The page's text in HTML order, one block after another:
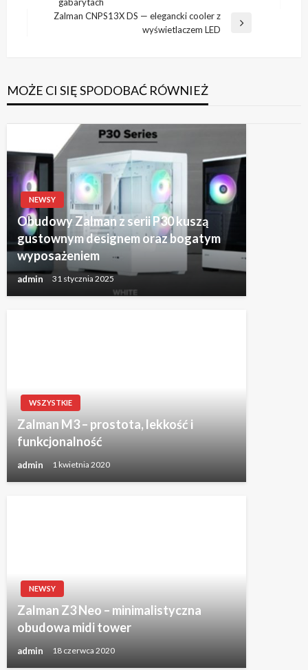
Zalman CNPS13X DS — elegancki cooler z
wyświetlaczem LED
MOŻE CI SIĘ SPODOBAĆ RÓWNIEŻ
NEWSY
Obudowy Zalman z serii P30 kuszą
gustownym designem oraz bogatym
wyposażeniem
admin 31 stycznia 2025
WSZYSTKIE
Zalman M3 – prostota, lekkość i
funkcjonalność
admin 1 kwietnia 2020
NEWSY
Zalman Z3 Neo – minimalistyczna
obudowa midi tower
admin 18 czerwca 2020